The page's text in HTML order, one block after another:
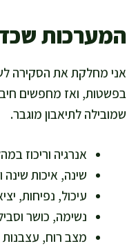
המערכות
אני מחלקת את הסקירה
בפשטות, ואז מחפשים
שמובילה לתיאבון מוגבר.
אנרגיה וריכוז
שינה, איכות שינה
עיכול, נפיחות,
נשימה, כושר
מצב רוח,